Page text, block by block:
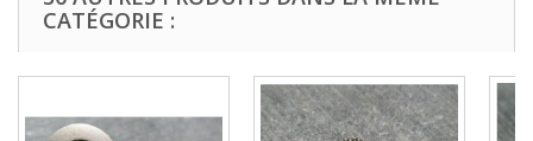
CATÉGORIE :